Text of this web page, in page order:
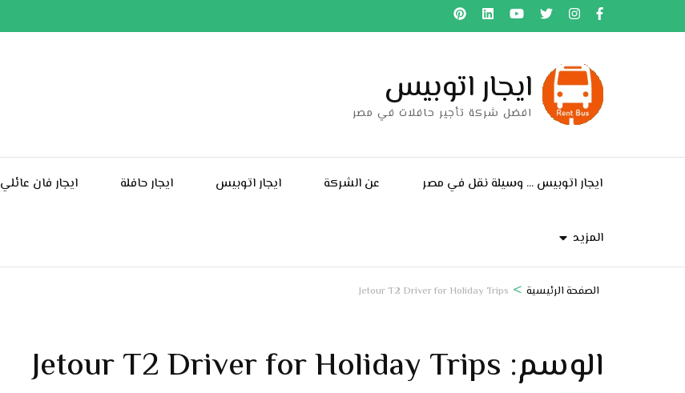
إلى
ايجار اتوبيس
افضل شركة تأجير حافلات في مصر
ايجار اتوبيس … وسيلة نقل في مصر عن الشركة ايجار اتوبيس ايجار حافلة ايجار فان عائلي
المزيد
الصفحة الرئيسية >
Jetour T2 Driver for Holiday Trips
الوسم: Jetour T2 Driver for Holiday Trips